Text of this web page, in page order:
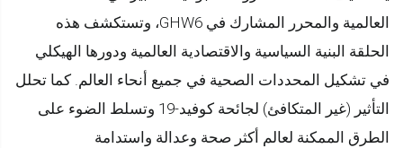
الجائحة
العالمية والمحرر المشارك في GHW6، وتستكشف هذه
الحلقة البنية السياسية والاقتصادية العالمية ودورها الهيكلي
في تشكيل المحددات الصحية في جميع أنحاء العالم. كما تحلل
التأثير (غير المتكافئ) لجائحة كوفيد-19 وتسلط الضوء على
الطرق الممكنة لعالم أكثر صحة وعدالة واستدامة